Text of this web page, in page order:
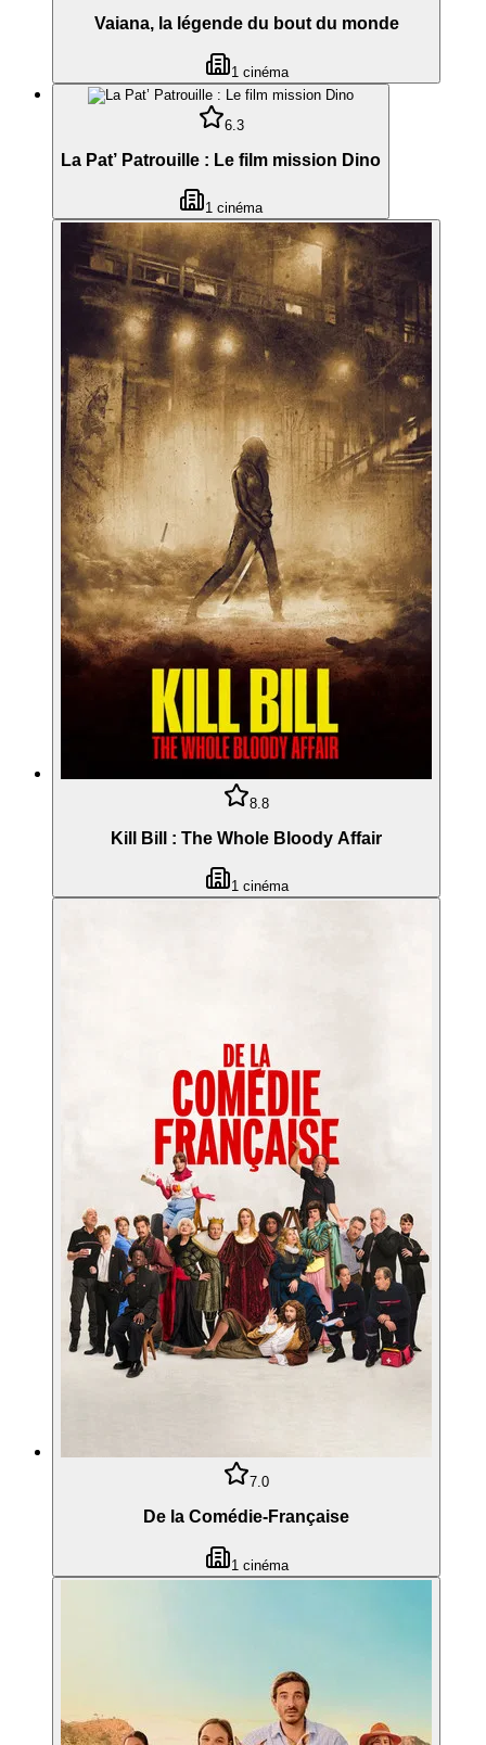
Vaiana, la légende du bout du monde
1 cinéma
6.3
La Pat’ Patrouille : Le film mission Dino
1 cinéma
8.8
Kill Bill : The Whole Bloody Affair
1cinéma
7.0
De la Comédie-Française
1 cinéma